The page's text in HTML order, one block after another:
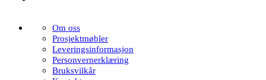
Om oss
Prosjektmøbler
Leveringsinformasjon
Personvernerklæring
Bruksvilkår